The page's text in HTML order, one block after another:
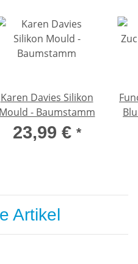
Karen Davies Silikon
Mould - Baumstamm
23,99 € *
Artikel